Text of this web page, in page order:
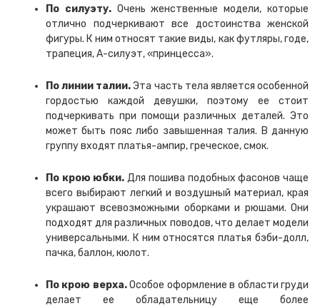
По силуэту. Очень женственные модели, которые
отлично подчеркивают все достоинства женской
фигуры. К ним относят такие виды, как футляры, годе,
трапеция, А-силуэт, «принцесса».
По линии талии.Эта часть тела является особенной
гордостью каждой девушки, поэтому ее стоит
подчеркивать при помощи различных деталей. Это
может быть пояс либо завышенная талия. В данную
группу входят платья-ампир, греческое, смок.
По крою юбки.Для пошива подобных фасонов чаще
всего выбирают легкий и воздушный материал, края
украшают всевозможными оборками и рюшами. Они
подходят для различных поводов, что делает модели
универсальными. К ним относятся платья бэби-долл,
пачка, баллон, кюлот.
По крою верха.Особое оформление в области груди
делает ее обладательницу еще более